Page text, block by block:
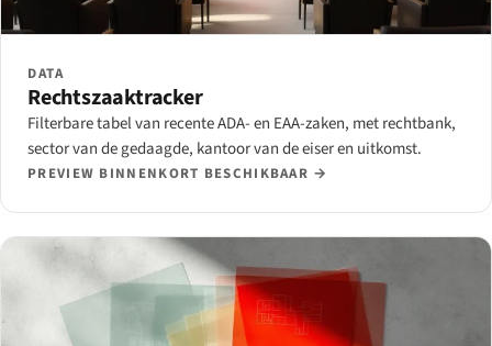
DATA
Rechtszaaktracker
Filterbare tabel van recente ADA- en EAA-zaken, met rechtbank,
sector van de gedaagde, kantoor van de eiser en uitkomst.
PREVIEW BINNENKORT BESCHIKBAAR →